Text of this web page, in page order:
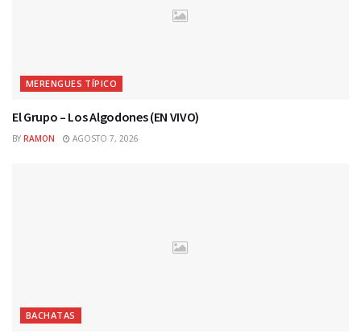
MERENGUES TÍPICO
El Grupo – Los Algodones (EN VIVO)
BY RAMON AGOSTO 7, 2026
BACHATAS